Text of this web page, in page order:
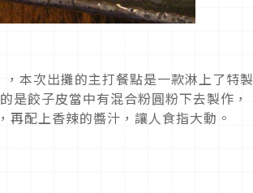
本次出攤的主打餐點是一款淋上了特製
是餃子皮當中有混合粉圓粉下去製作，
配上香辣的醬汁，讓人食指大動。